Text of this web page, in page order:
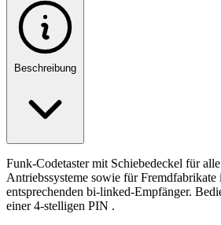
Beschreibung
Funk-Codetaster mit Schiebedeckel für
Antriebssysteme sowie für
entsprechenden bi-linked-Empfänger.
einer 4-stelligen PIN .